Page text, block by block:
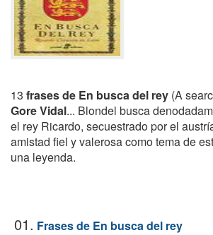
13 frases de En busca del rey (A
Gore Vidal... Blondel busca
el rey Ricardo, secuestrado por el
amistad fiel y valerosa como tema de
una leyenda.
01. Frases de En busca del rey